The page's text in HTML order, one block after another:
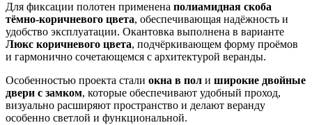
Для фиксации полотен применена полиамидная скоба
тёмно-коричневого цвета, обеспечивающая надёжность и
удобство эксплуатации. Окантовка выполнена в варианте
Люкс коричневого цвета, подчёркивающем форму проёмов
и гармонично сочетающемся с архитектурой веранды.
Особенностью проекта стали окна в пол и широкие двойные
двери с замком, которые обеспечивают удобный проход,
визуально расширяют пространство и делают веранду
особенно светлой и функциональной.